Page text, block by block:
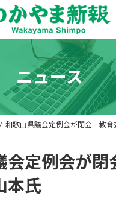
ニュース
和歌山県議会定例会が閉会 教育
会定例会が
本氏